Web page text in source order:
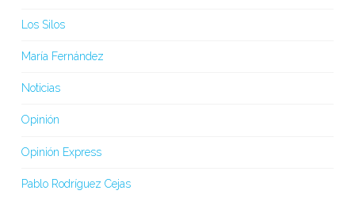
Los Silos
María Fernández
Noticias
Opinión
Opinión Express
Pablo Rodríguez Cejas